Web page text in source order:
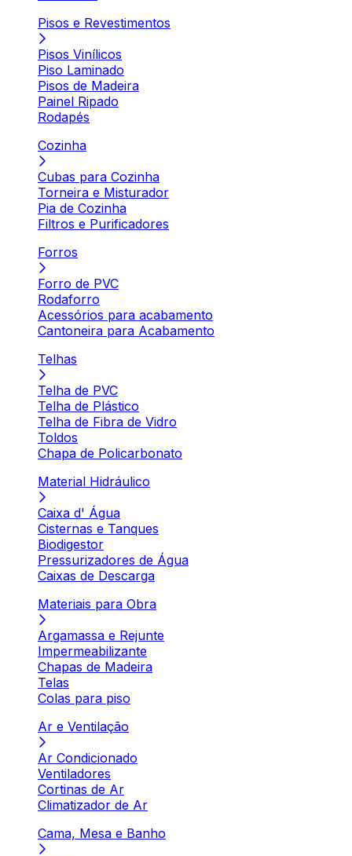
Pisos e Revestimentos
Pisos Vinílicos
Piso Laminado
Pisos de Madeira
Painel Ripado
Rodapés
Cozinha
Cubas para Cozinha
Torneira e Misturador
Pia de Cozinha
Filtros e Purificadores
Forros
Forro de PVC
Rodaforro
Acessórios para acabamento
Cantoneira para Acabamento
Telhas
Telha de PVC
Telha de Plástico
Telha de Fibra de Vidro
Toldos
Chapa de Policarbonato
Material Hidráulico
Caixa d' Água
Cisternas e Tanques
Biodigestor
Pressurizadores de Água
Caixas de Descarga
Materiais para Obra
Argamassa e Rejunte
Impermeabilizante
Chapas de Madeira
Telas
Colas para piso
Ar e Ventilação
Ar Condicionado
Ventiladores
Cortinas de Ar
Climatizador de Ar
Cama, Mesa e Banho